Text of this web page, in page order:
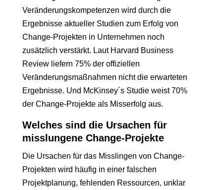
Veränderungskompetenzen wird durch die
Ergebnisse aktueller Studien zum Erfolg von
Change-Projekten in Unternehmen noch
zusätzlich verstärkt. Laut Harvard Business
Review liefern 75% der offiziellen
Veränderungsmaßnahmen nicht die erwarteten
Ergebnisse. Und McKinsey´s Studie weist 70%
der Change-Projekte als Misserfolg aus.
Welches sind die Ursachen für
misslungene Change-Projekte
Die Ursachen für das Misslingen von Change-
Projekten wird häufig in einer falschen
Projektplanung, fehlenden Ressourcen, unklar